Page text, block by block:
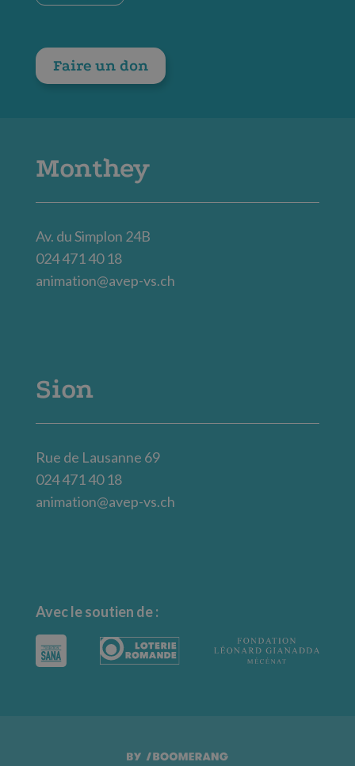
Faire un don
Monthey
Av. du Simplon 24B
024 471 40 18
animation@avep-vs.ch
Sion
Rue de Lausanne 69
024 471 40 18
animation@avep-vs.ch
Avec le soutien de :